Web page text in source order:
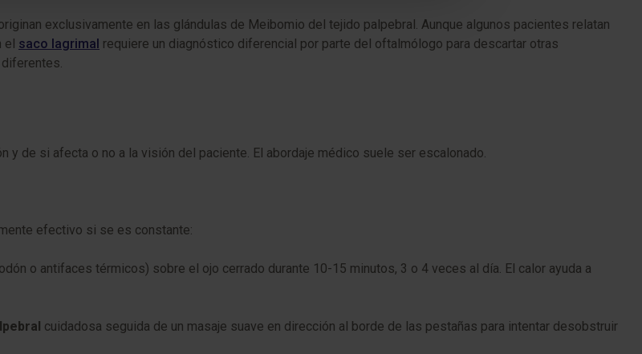
exclusivamente en las glándulas de Meibomio del tejido palpebral. Aunque algunos pacientes relatan
el saco lagrimal requiere un diagnóstico diferencial por parte del oftalmólogo para descartar otras
y de si afecta o no a la visión del paciente. El abordaje médico suele ser escalonado.
efectivo si se es constante:
o antifaces térmicos) sobre el ojo cerrado durante 10-15 minutos, 3 o 4 veces al día. El calor ayuda a
cuidadosa seguida de un masaje suave en dirección al borde de las pestañas para intentar desobstruir